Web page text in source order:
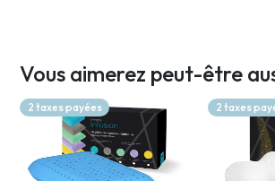
Vous aimerez peut-être
2 taxes payées 2 taxes